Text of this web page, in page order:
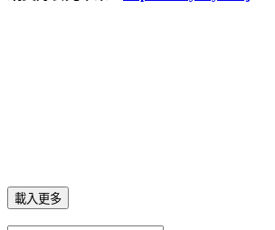
載入更多